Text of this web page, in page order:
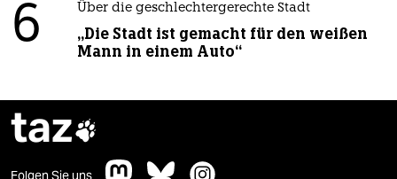
6 Über die geschlechtergerechte Stadt
„Die Stadt ist gemacht für den weißen
Mann in einem Auto“
taz
Folgen Sie uns